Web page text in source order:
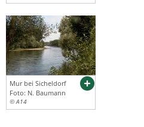
Mur bei Sicheldorf
Foto: N. Baumann
© A14